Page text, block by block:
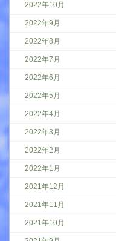
2022年10月
2022年9月
2022年8月
2022年7月
2022年6月
2022年5月
2022年4月
2022年3月
2022年2月
2022年1月
2021年12月
2021年11月
2021年10月